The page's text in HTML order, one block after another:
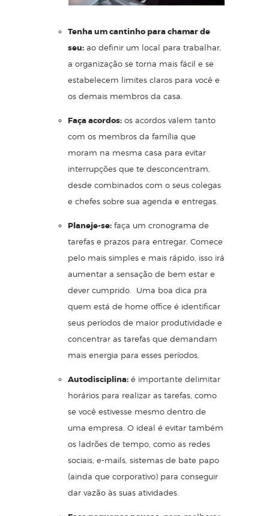
Tenha um cantinho para chamar de
seu: ao definir um local para trabalhar,
a organização se torna mais fácil e se
estabelecem limites claros para você e
os demais membros da casa.
Faça acordos: os acordos valem tanto
com os membros da família que
moram na mesma casa para evitar
interrupções que te desconcentram,
desde combinados com o seus colegas
e chefes sobre sua agenda e entregas.
Planeje-se: faça um cronograma de
tarefas e prazos para entregar. Comece
pelo mais simples e mais rápido, isso irá
aumentar a sensação de bem estar e
dever cumprido. Uma boa dica pra
quem está de home office é identificar
seus períodos de maior produtividade e
concentrar as tarefas que demandam
mais energia para esses períodos.
Autodisciplina: é importante delimitar
horários para realizar as tarefas, como
se você estivesse mesmo dentro de
uma empresa. O ideal é evitar também
os ladrões de tempo , como as redes
sociais, e-mails, sistemas de bate papo
(ainda que corporativo) para conseguir
dar vazão às suas atividades.